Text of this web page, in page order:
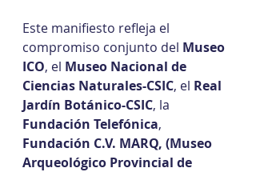
Este manifiesto refleja el
compromiso conjunto del Museo
ICO, el Museo Nacional de
Ciencias Naturales-CSIC, el Real
Jardín Botánico-CSIC, la
Fundación Telefónica,
Fundación C.V. MARQ, (Museo
Arqueológico Provincial de